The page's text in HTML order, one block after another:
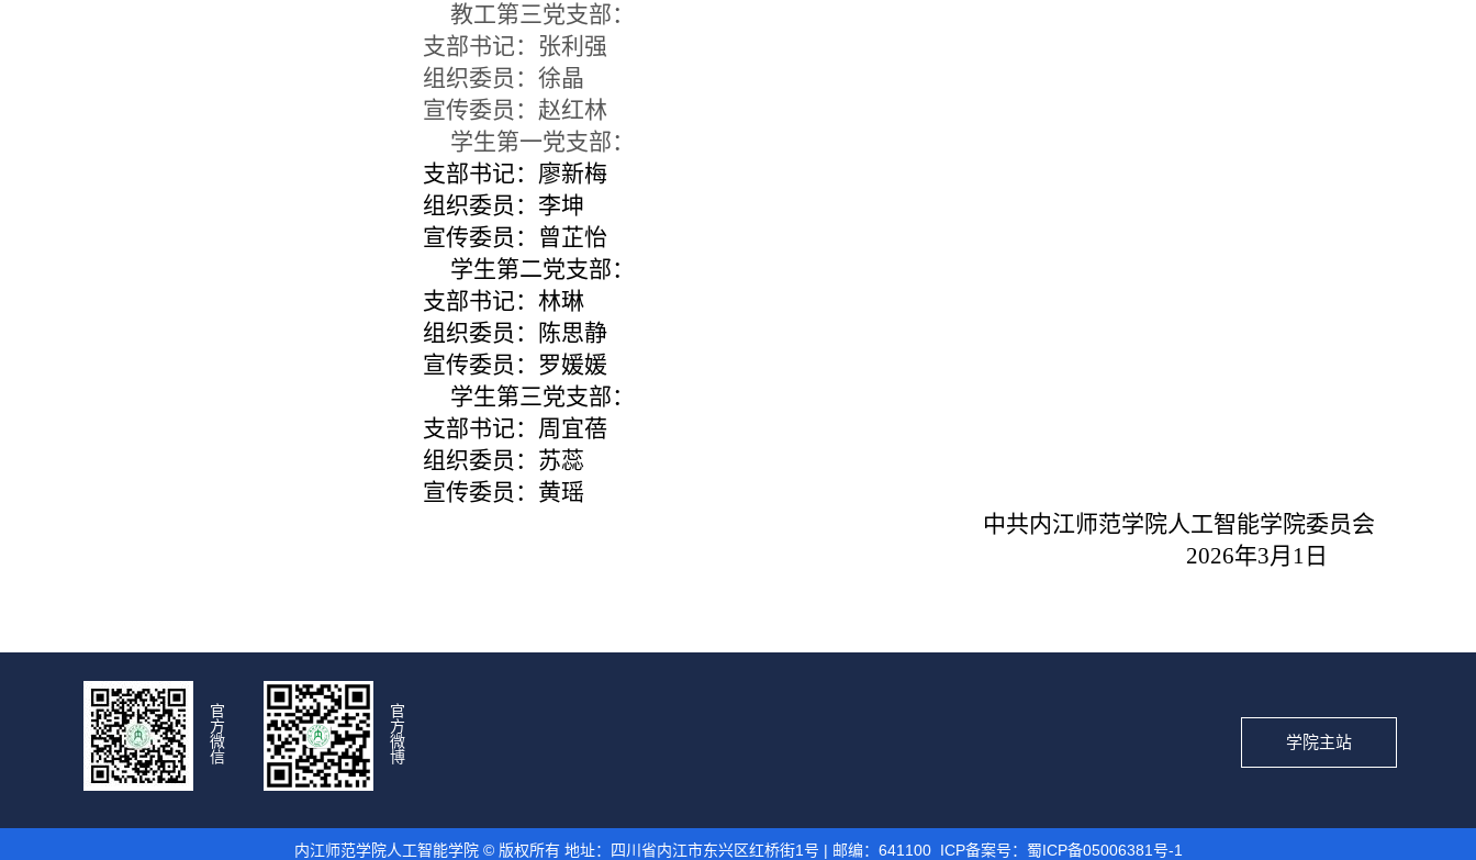
教工第三党支部：
支部书记：张利强
组织委员：徐晶
宣传委员：赵红林
学生第一党支部：
支部书记：廖新梅
组织委员：李坤
宣传委员：曾芷怡
学生第二党支部：
支部书记：林琳
组织委员：陈思静
宣传委员：罗媛媛
学生第三党支部：
支部书记：周宜蓓
组织委员：苏蕊
宣传委员：黄瑶
中共内江师范学院人工智能学院委员会
2026年3月1日
学院主站
官
方
微
信
官
方
微
博
内江师范学院人工智能学院 © 版权所有 地址：四川省内江市东兴区红桥街1号 | 邮编：641100 ICP备案号： 蜀ICP备05006381号-1